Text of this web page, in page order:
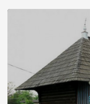
гуцульського. У
часів не дійшла. Те, що
фундамент, обшиті